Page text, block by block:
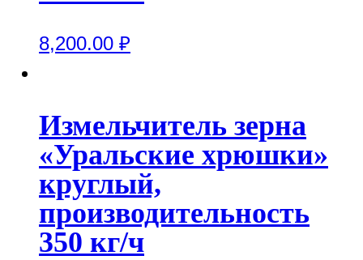
8,200.00 ₽
Измельчитель зерна
«Уральские хрюшки»
круглый,
производительность
350 кг/ч